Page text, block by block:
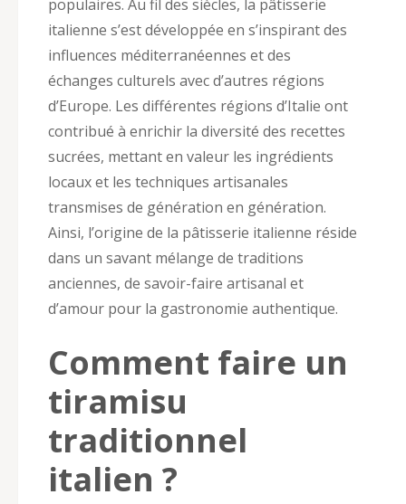
populaires. Au fil des siècles, la pâtisserie
italienne s’est développée en s’inspirant des
influences méditerranéennes et des
échanges culturels avec d’autres régions
d’Europe. Les différentes régions d’Italie ont
contribué à enrichir la diversité des recettes
sucrées, mettant en valeur les ingrédients
locaux et les techniques artisanales
transmises de génération en génération.
Ainsi, l’origine de la pâtisserie italienne réside
dans un savant mélange de traditions
anciennes, de savoir-faire artisanal et
d’amour pour la gastronomie authentique.
Comment faire un
tiramisu
traditionnel
italien ?